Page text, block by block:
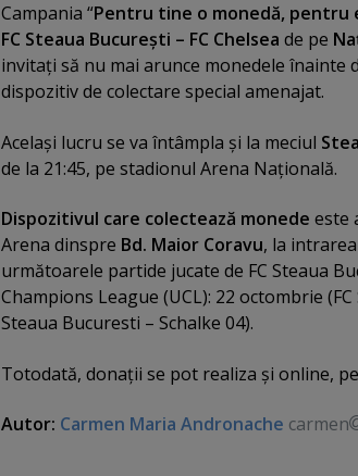
Campania “Pentru tine o monedă, pentru
FC Steaua Bucureşti – FC Chelsea de pe
invitaţi să nu mai arunce monedele
dispozitiv de colectare special amenajat.
Acelaşi lucru se va întâmpla şi la meciul
de la 21:45, pe stadionul Arena Naţională.
Dispozitivul care colectează monede este
Arena dinspre Bd. Maior Coravu, la
următoarele partide jucate de FC Steaua
Champions League (UCL): 22 octombrie
Steaua Bucuresti – Schalke 04).
Totodată, donaţii se pot realiza şi online,
Autor: Carmen Maria Andronache carmen